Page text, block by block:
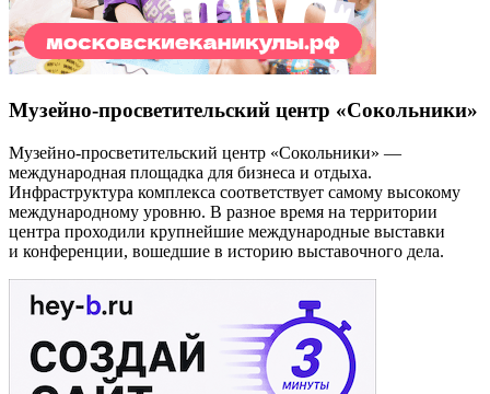
Музейно-просветительский центр «Сокольники»
Музейно-просветительский центр «Сокольники» —
международная площадка для бизнеса и отдыха.
Инфраструктура комплекса соответствует самому высокому
международному уровню. В разное время на территории
центра проходили крупнейшие международные выставки
и конференции, вошедшие в историю выставочного дела.